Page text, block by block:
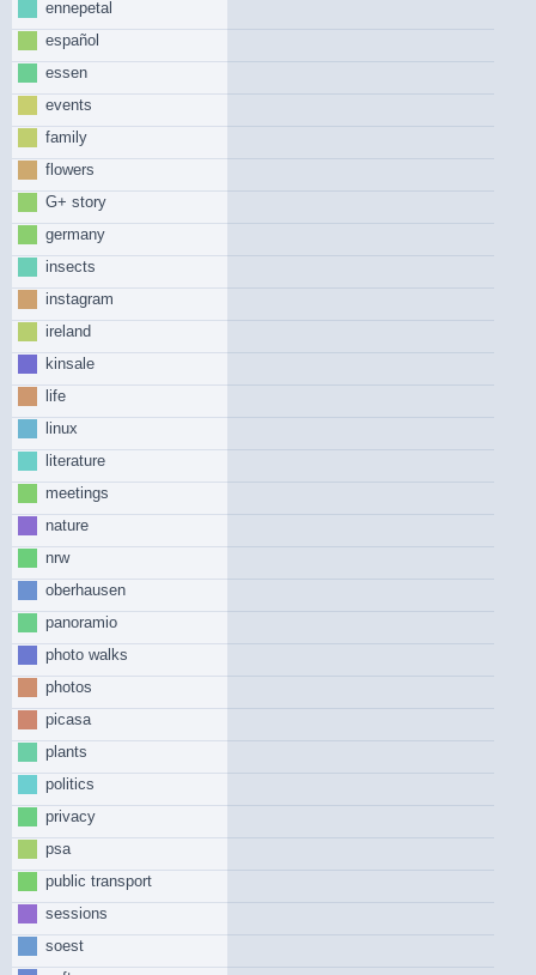
ennepetal
español
essen
events
family
flowers
G+ story
germany
insects
instagram
ireland
kinsale
life
linux
literature
meetings
nature
nrw
oberhausen
panoramio
photo walks
photos
picasa
plants
politics
privacy
psa
public transport
sessions
soest